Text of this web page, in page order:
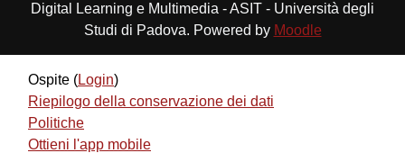
Digital Learning e Multimedia - ASIT - Università degli
Studi di Padova. Powered by Moodle
Ospite (Login)
Riepilogo della conservazione dei dati
Politiche
Ottieni l'app mobile